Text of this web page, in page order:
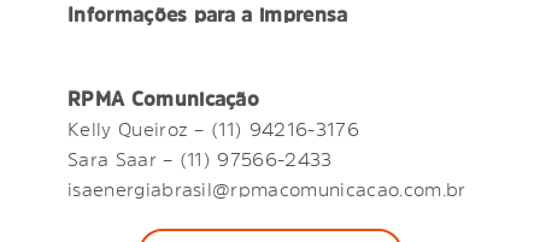
Informações para a imprensa
RPMA Comunicação
Kelly Queiroz – (11) 94216-3176
Sara Saar – (11) 97566-2433
isaenergiabrasil@rpmacomunicacao.com.br